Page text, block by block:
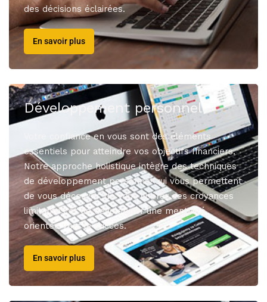
des décisions éclairées.
En savoir plus
Développement personnel
Votre confiance en vous sont des éléments
essentiels pour atteindre vos objectifs financiers.
Notre approche holistique intègre des techniques
de développement personnel qui vous permettent
de vous découvrir, de vous libérer des croyances
limitantes et de développer une mentalité
orientée vers le succès.
En savoir plus